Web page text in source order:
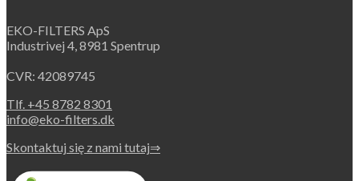
EKO-FILTERS ApS
Industrivej 4, 8981 Spentrup
CVR: 42089745
Tlf. +45 8782 8301
info@eko-filters.dk
Skontaktuj się z nami tutaj⇒